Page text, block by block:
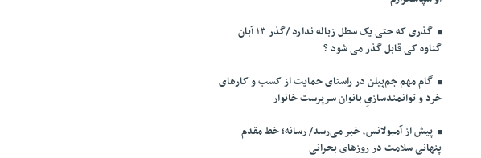
گذری که حتی یک سطل زباله ندارد /گذر ۱۳ آبان
گناوه کی قابل گذر می شود ؟
گام مهم جم‌پیلن در راستای حمایت از کسب و کارهای
خرد و توانمندسازیِ بانوان سرپرست خانوار
پیش از آمبولانس، خبر می‌رسد/ رسانه؛ خط مقدم
پنهانی سلامت در روزهای بحرانی